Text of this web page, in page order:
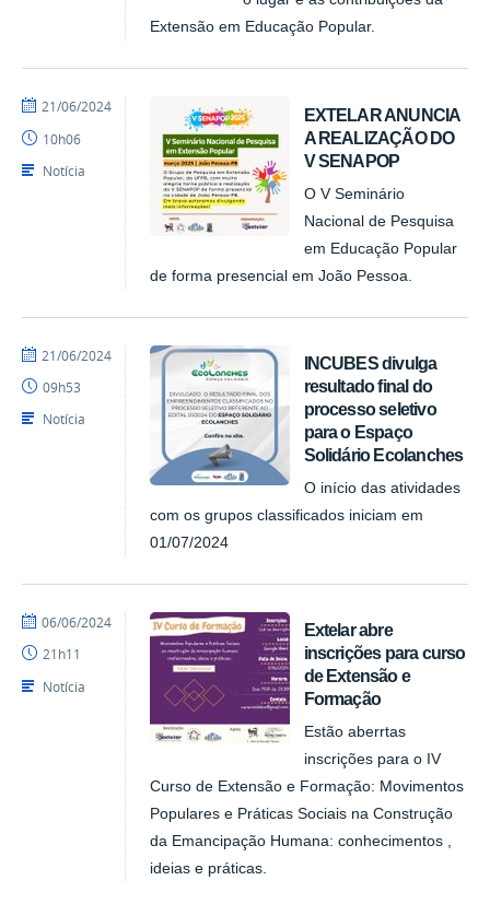
Extensão em Educação Popular.
EXTELAR ANUNCIA
A REALIZAÇÃO DO
V SENAPOP
O V Seminário
Nacional de Pesquisa
em Educação Popular
de forma presencial em João Pessoa.
por
publicado
21/06/2024
10h06
Notícia
INCUBES divulga
resultado final do
processo seletivo
para o Espaço
Solidário Ecolanches
O início das atividades
com os grupos classificados iniciam em
01/07/2024
por
publicado
21/06/2024
09h53
Notícia
Extelar abre
inscrições para curso
de Extensão e
Formação
Estão aberrtas
inscrições para o IV
Curso de Extensão e Formação: Movimentos
Populares e Práticas Sociais na Construção
da Emancipação Humana: conhecimentos ,
ideias e práticas.
por
publicado
06/06/2024
21h11
Notícia